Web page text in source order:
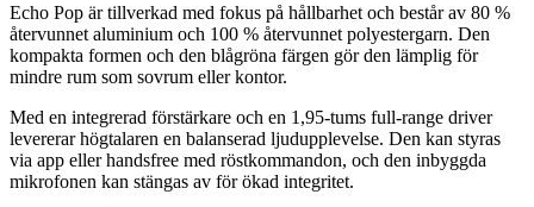
Echo Pop är tillverkad med fokus på hållbarhet och består av 80 %
återvunnet aluminium och 100 % återvunnet polyestergarn. Den
kompakta formen och den blågröna färgen gör den lämplig för
mindre rum som sovrum eller kontor.
Med en integrerad förstärkare och en 1,95-tums full-range driver
levererar högtalaren en balanserad ljudupplevelse. Den kan styras
via app eller handsfree med röstkommandon, och den inbyggda
mikrofonen kan stängas av för ökad integritet.